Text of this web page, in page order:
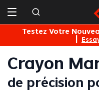
Testez Votre
Crayon
de précision